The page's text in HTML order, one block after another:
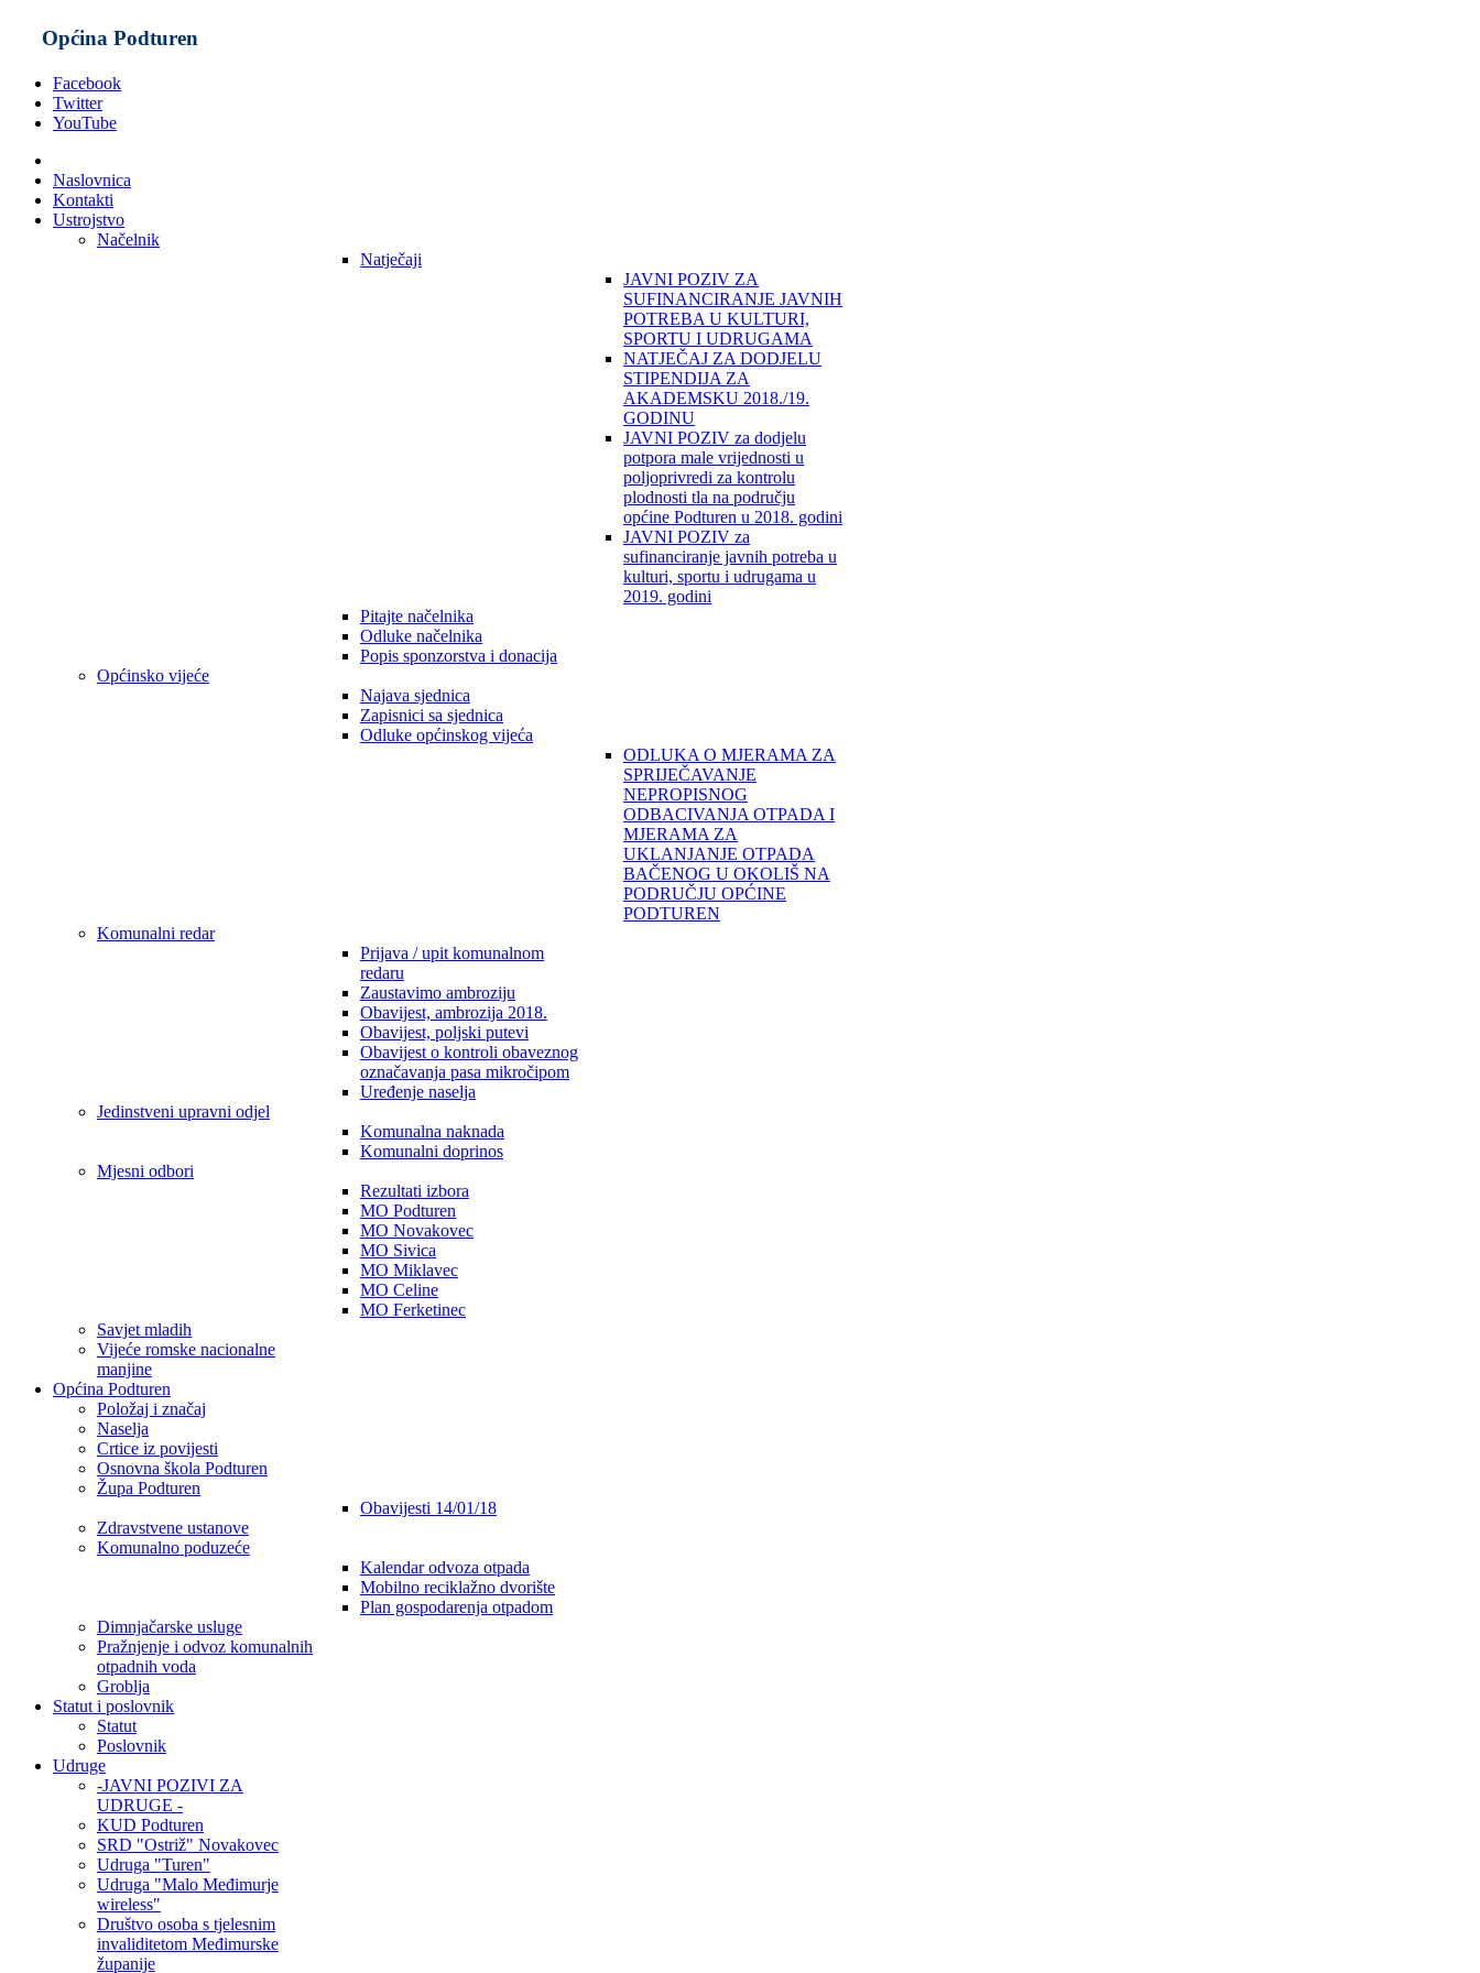
Općina Podturen
Facebook
Twitter
YouTube
Naslovnica
Kontakti
Ustrojstvo
Načelnik
Natječaji
JAVNI POZIV ZA
SUFINANCIRANJE JAVNIH
POTREBA U KULTURI,
SPORTU I UDRUGAMA
NATJEČAJ ZA DODJELU
STIPENDIJA ZA
AKADEMSKU 2018./19.
GODINU
JAVNI POZIV za dodjelu
potpora male vrijednosti u
poljoprivredi za kontrolu
plodnosti tla na području
općine Podturen u 2018. godini
JAVNI POZIV za
sufinanciranje javnih potreba u
kulturi, sportu i udrugama u
2019. godini
Pitajte načelnika
Odluke načelnika
Popis sponzorstva i donacija
Općinsko vijeće
Najava sjednica
Zapisnici sa sjednica
Odluke općinskog vijeća
ODLUKA O MJERAMA ZA
SPRIJEČAVANJE
NEPROPISNOG
ODBACIVANJA OTPADA I
MJERAMA ZA
UKLANJANJE OTPADA
BAČENOG U OKOLIŠ NA
PODRUČJU OPĆINE
PODTUREN
Komunalni redar
Prijava / upit komunalnom
redaru
Zaustavimo ambroziju
Obavijest, ambrozija 2018.
Obavijest, poljski putevi
Obavijest o kontroli obaveznog
označavanja pasa mikročipom
Uređenje naselja
Jedinstveni upravni odjel
Komunalna naknada
Komunalni doprinos
Mjesni odbori
Rezultati izbora
MO Podturen
MO Novakovec
MO Sivica
MO Miklavec
MO Celine
MO Ferketinec
Savjet mladih
Vijeće romske nacionalne
manjine
Općina Podturen
Položaj i značaj
Naselja
Crtice iz povijesti
Osnovna škola Podturen
Župa Podturen
Obavijesti 14/01/18
Zdravstvene ustanove
Komunalno poduzeće
Kalendar odvoza otpada
Mobilno reciklažno dvorište
Plan gospodarenja otpadom
Dimnjačarske usluge
Pražnjenje i odvoz komunalnih
otpadnih voda
Groblja
Statut i poslovnik
Statut
Poslovnik
Udruge
-JAVNI POZIVI ZA
UDRUGE -
KUD Podturen
SRD "Ostriž" Novakovec
Udruga "Turen"
Udruga "Malo Međimurje
wireless"
Društvo osoba s tjelesnim
invaliditetom Međimurske
županije